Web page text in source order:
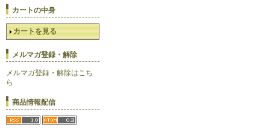
カートの中身
カートを見る
メルマガ登録・解除
メルマガ登録・解除はこち
ら
商品情報配信